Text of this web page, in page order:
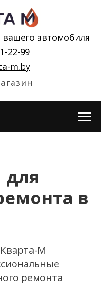
вашего автомобиля
22-99
m.by
в
М
ремонта